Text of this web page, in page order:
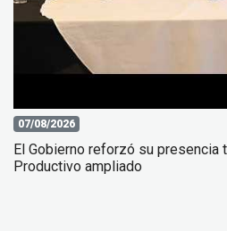
07/08/2026
El Gobierno reforzó su presencia
Productivo ampliado